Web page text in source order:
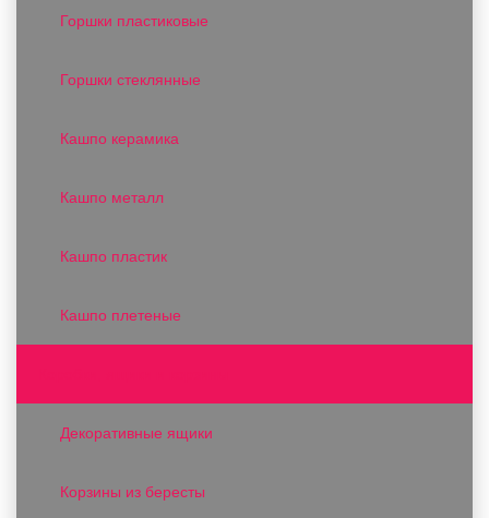
Горшки пластиковые
Горшки стеклянные
Кашпо керамика
Кашпо металл
Кашпо пластик
Кашпо плетеные
Декоративные ящики
Корзины из бересты